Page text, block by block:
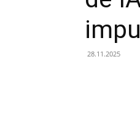
28.11.2025